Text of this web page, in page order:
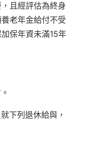
且經評估為終身
老年金給付不受
保年資未滿15年
下列退休給與，